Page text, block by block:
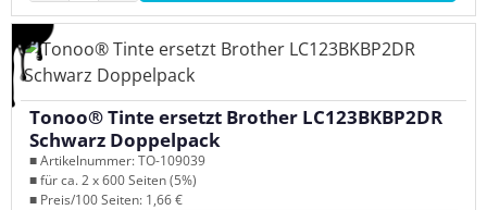
Tonoo® Tinte ersetzt Brother LC123BKBP2DR
Schwarz Doppelpack
■ Artikelnummer: TO-109039
■ für ca. 2 x 600 Seiten (5%)
■ Preis/100 Seiten: 1,66 €